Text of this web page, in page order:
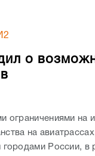
о
ограничениями на
на
городами России, в